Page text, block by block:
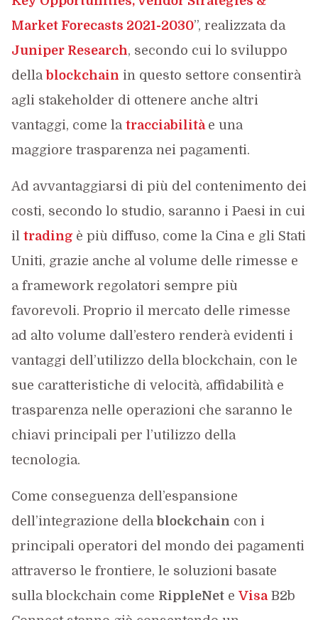
Market Forecasts 2021-2030”, realizzata da
Juniper Research, secondo cui lo sviluppo
della blockchain in questo settore consentirà
agli stakeholder di ottenere anche altri
vantaggi, come la tracciabilità e una
maggiore trasparenza nei pagamenti.
Ad avvantaggiarsi di più del contenimento dei
costi, secondo lo studio, saranno i Paesi in cui
il trading è più diffuso, come la Cina e gli Stati
Uniti, grazie anche al volume delle rimesse e
a framework regolatori sempre più
favorevoli. Proprio il mercato delle rimesse
ad alto volume dall’estero renderà evidenti i
vantaggi dell’utilizzo della blockchain, con le
sue caratteristiche di velocità, affidabilità e
trasparenza nelle operazioni che saranno le
chiavi principali per l’utilizzo della
tecnologia.
Come conseguenza dell’espansione
dell’integrazione della blockchain con i
principali operatori del mondo dei pagamenti
attraverso le frontiere, le soluzioni basate
sulla blockchain come RippleNete VisaB2b